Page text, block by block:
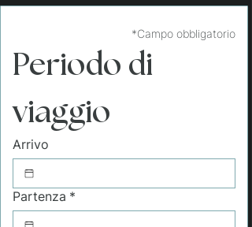
*Campo obbligatorio
Periodo di
viaggio
Arrivo
Partenza *